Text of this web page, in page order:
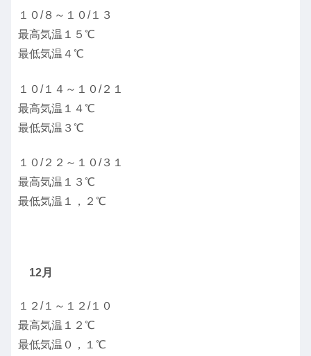
１０/８～１０/１３
最高気温１５℃
最低気温４℃
１０/１４～１０/２１
最高気温１４℃
最低気温３℃
１０/２２～１０/３１
最高気温１３℃
最低気温１，２℃
12月
１２/１～１２/１０
最高気温１２℃
最低気温０，１℃